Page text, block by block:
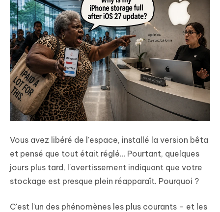
Vous avez libéré de l'espace, installé la version bêta
et pensé que tout était réglé… Pourtant, quelques
jours plus tard, l'avertissement indiquant que votre
stockage est presque plein réapparaît. Pourquoi ?
C'est l'un des phénomènes les plus courants – et les